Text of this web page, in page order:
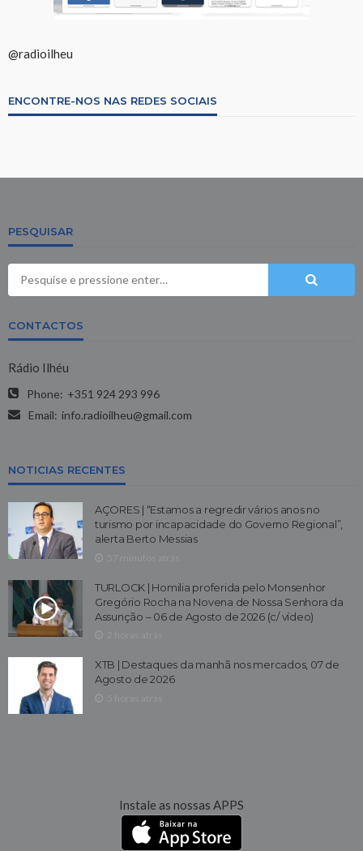
@radioilheu
ENCONTRE-NOS NAS REDES SOCIAIS
PESQUISAR
CONTACTOS
Rádio Ilhéu
Phone: +351 924 293 996
Email: info.radioilheu@gmail.com
NOTICIAS RECENTES
AÇORES | “Estamos a regredir vários anos no
turismo por incapacidade do Governo Regional”,
alerta Berto Messias
TURLOCK | Homilia proferida pelo Monsenhor
Gregório Rocha na Novena de Nossa Senhora da
Assunção – 06 de Agosto de 2026 (c/ vídeo)
XTB | Destaques da manhã nos mercados, 07 de
Agosto de 2026
Instale as nossas APPS